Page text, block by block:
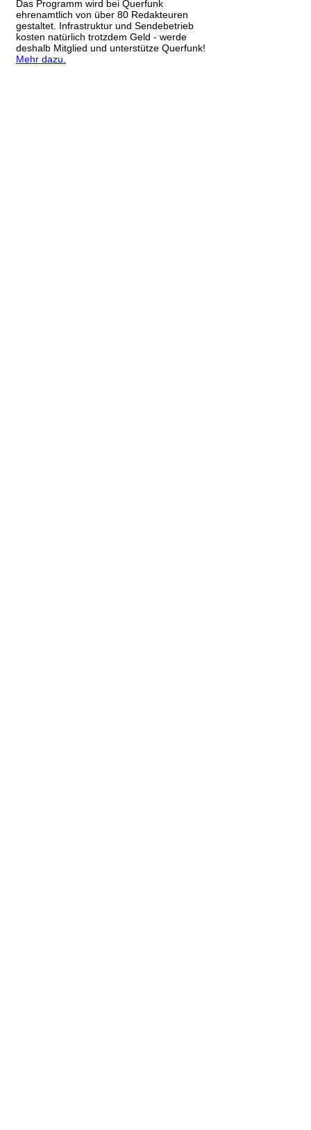
Das Programm wird bei Querfunk
ehrenamtlich von über 80 Redakteuren
gestaltet. Infrastruktur und Sendebetrieb
kosten natürlich trotzdem Geld - werde
deshalb Mitglied und unterstütze Querfunk!
Mehr dazu.